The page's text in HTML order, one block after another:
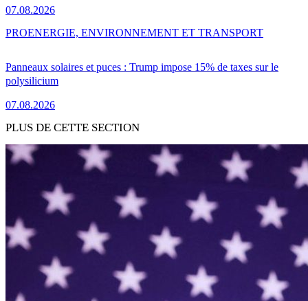
07.08.2026
Panneaux solaires et puces : Trump impose 15% de taxes sur le
polysilicium
07.08.2026
PROENERGIE, ENVIRONNEMENT ET TRANSPORT
PLUS DE CETTE SECTION